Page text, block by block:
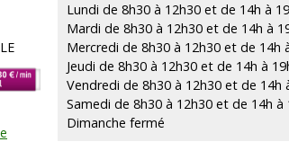
Lundi de 8h30 à 12h30 et de 14h à
Mardi de 8h30 à 12h30 et de 14h à
Mercredi de 8h30 à 12h30 et de 14h
Jeudi de 8h30 à 12h30 et de 14h à
Vendredi de 8h30 à 12h30 et de 14h
Samedi de 8h30 à 12h30 et de 14h à
Dimanche fermé